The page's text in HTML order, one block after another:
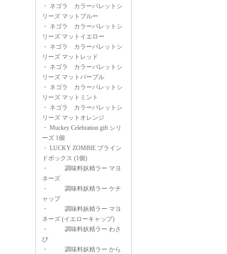
・ ネゴラ カラーパレットシ
リーズ マットブルー
・ ネゴラ カラーパレットシ
リーズ マットイエロー
・ ネゴラ カラーパレットシ
リーズ マットレッド
・ ネゴラ カラーパレットシ
リーズ マットパープル
・ ネゴラ カラーパレットシ
リーズ マットミント
・ ネゴラ カラーパレットシ
リーズ マットオレンジ
・ Muckey Celebration gift シリ
ーズ 1個
・ LUCKY ZOMBIE ブライン
ドボックス (1個)
・
調味料妖精ラー マヨ
ネーズ
・
調味料妖精ラー ケチ
ャップ
・
調味料妖精ラー マヨ
ネーズ (イエローキャップ)
・
調味料妖精ラー わさ
び
・
調味料妖精ラー から